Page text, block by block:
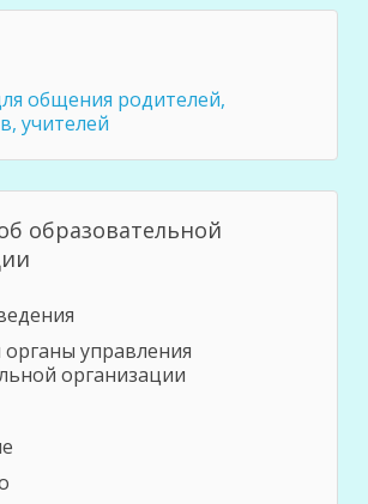
общения родителей,
учителей
образовательной
органы управления
организации